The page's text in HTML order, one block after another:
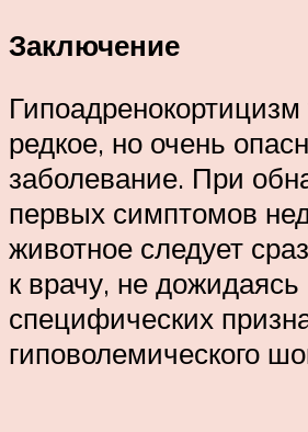
Заключение
Гипоадренокортицизм
редкое, но очень
заболевание. При
первых симптомов
животное следует
к врачу, не дожидаясь
специфических
гиповолемического